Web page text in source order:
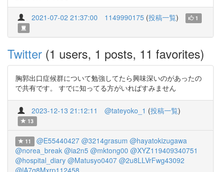
2021-07-02 21:37:00 1149990175 (投稿一覧) 1
Twitter (1 users, 1 posts, 11 favorites)
胸郭出口症候群について勉強してたら興味深いのがあったの
で共有です。 すでに知ってる方がいればすみません
2023-12-13 21:12:11 @tateyoko_1 (投稿一覧)
13
11 @E55440427 @3214grasum @hayatokizugawa
@norea_break @ia2n5 @mktong00 @XYZ119409340751
@hospital_diary @Matusyo0407 @2u8LLVrFwg43092
@lA7q8Mxrp112458